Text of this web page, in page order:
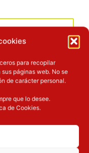
para recopilar
páginas web. No se
de carácter personal.
que lo desee.
de Cookies.
electrónico
tu pedido,